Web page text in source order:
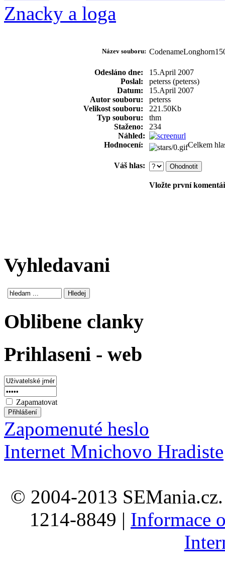
Znacky a loga
Název souboru:
Odesláno dne:
15.April 2007
Poslal:
peterss (peterss)
Datum:
15.April 2007
Autor souboru:
peterss
Velikost souboru:
221.50Kb
Typ souboru:
thm
Staženo:
234
Náhled:
Hodnocení:
Celkem
Váš hlas:
Vložte první
Vyhledavani
Oblibene clanky
Prihlaseni - web
Zapamatovat
Zapomenuté heslo
Internet Mnichovo Hradiste
© 2004-2013
1214-8849 | Informace